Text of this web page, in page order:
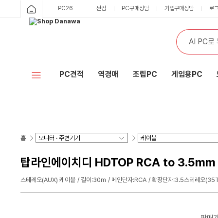
PC26 싼컴 PC구매상담 기업구매상담 로
PC견적 역경매 조립PC 게임용PC
홈
탑라인에이치디 HDTOP RCA to
스테레오(AUX) 케이블 길이:30m 메인단자:RCA 확장단자:3.5스테레오